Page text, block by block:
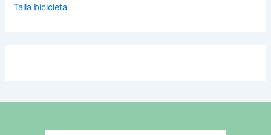
Talla bicicleta